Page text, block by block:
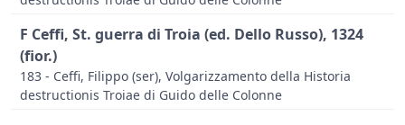
F Ceffi, St. guerra di Troia (ed. Dello Russo), 1324
(fior.)
183 - Ceffi, Filippo (ser), Volgarizzamento della Historia
destructionis Troiae di Guido delle Colonne